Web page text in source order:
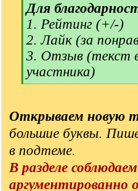
Для
1. Рейтинг (+/-)
2. Лайк (за
3. Отзыв (текст
участника)
[
]
Открываем новую
большие буквы.
в подтеме.
В разделе
аргументированно